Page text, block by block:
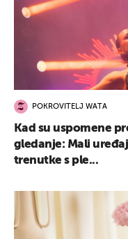
POKROVITELJ WATA
Kad su uspomene
gledanje: Mali
trenutke s ple...